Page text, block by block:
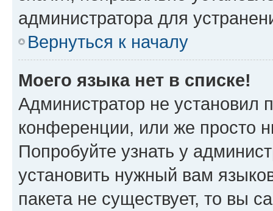
администратора для
Вернуться к началу
Моего языка нет в списке!
Администратор не установил
конференции, или же просто
Попробуйте узнать у
установить нужный вам
пакета не существует, то вы